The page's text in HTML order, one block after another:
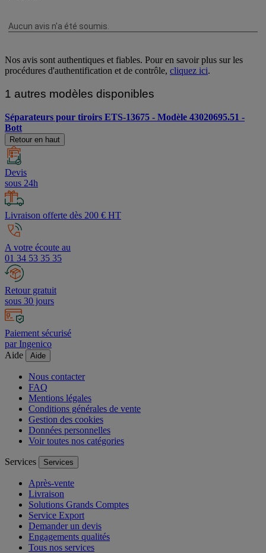
Nos avis sont authentiques et fiables. Pour en savoir plus sur les
procédures d'authentification et de contrôle, cliquez ici.
1 autres modèles disponibles
Séparateurs pour tiroirs ETS-13675 - Modèle 43020695.51 -
Bott
Retour en haut
Devis
sous 24h
Livraison offerte dès 200 € HT
A votre écoute au
01 34 53 35 35
Retour gratuit
sous 30 jours
Paiement sécurisé
par Ingenico
Aide
Aide
Nous contacter
FAQ
Mentions légales
Conditions générales de vente
Gestion des cookies
Données personnelles
Voir toutes nos catégories
Services Services
Après-vente
Livraison
Solutions Grands Comptes
Service Export
Demander un devis
Engagements qualités
Tous nos services